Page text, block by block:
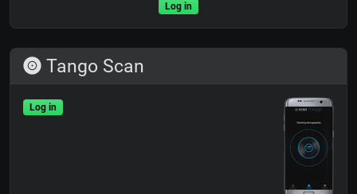
Log in
Tango Scan
Log in